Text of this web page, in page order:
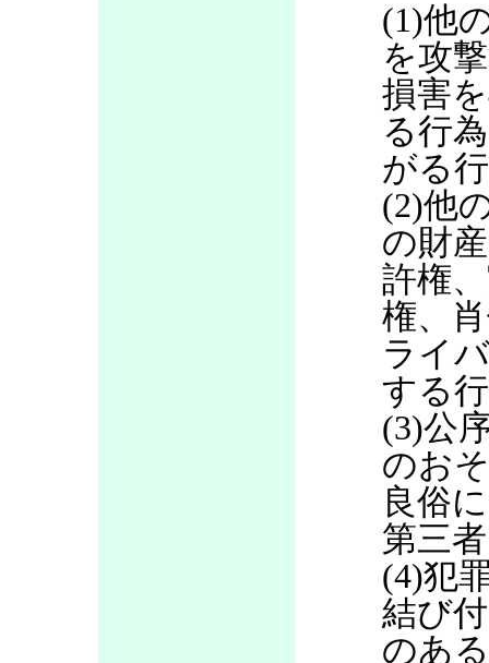
(1)他
を攻
損害
る行
がる
(2)他
の財
許権
権、
ライ
する
(3)公
のお
良俗
第三
(4)犯
結び
のあ